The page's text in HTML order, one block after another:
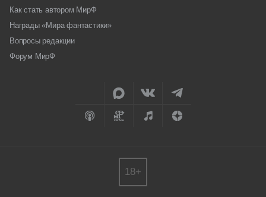
Как стать автором МирФ
Награды «Мира фантастики»
Вопросы редакции
Форум МирФ
18+